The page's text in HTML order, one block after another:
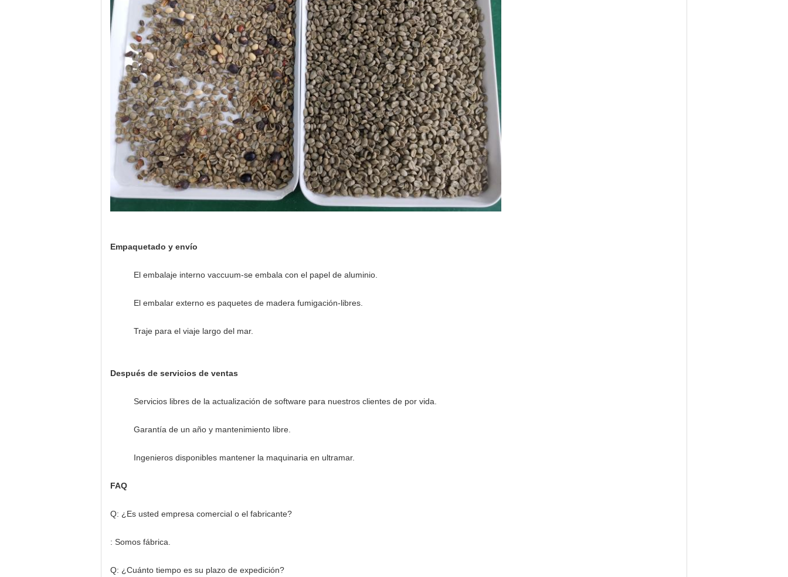
Empaquetado y envío
El embalaje interno vaccuum-se embala con el papel de aluminio.
El embalar externo es paquetes de madera fumigación-libres.
Traje para el viaje largo del mar.
Después de servicios de ventas
Servicios libres de la actualización de software para nuestros clientes de por vida.
Garantía de un año y mantenimiento libre.
Ingenieros disponibles mantener la maquinaria en ultramar.
FAQ
Q: ¿Es usted empresa comercial o el fabricante?
: Somos fábrica.
Q: ¿Cuánto tiempo es su plazo de expedición?